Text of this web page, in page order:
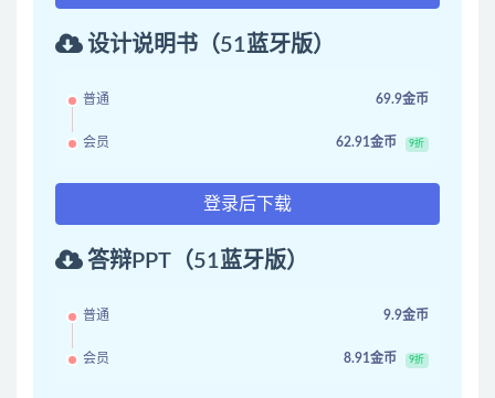
设计说明书（51蓝牙版）
普通 69.9金币
会员 62.91金币 9折
登录后下载
答辩PPT（51蓝牙版）
普通 9.9金币
会员 8.91金币 9折